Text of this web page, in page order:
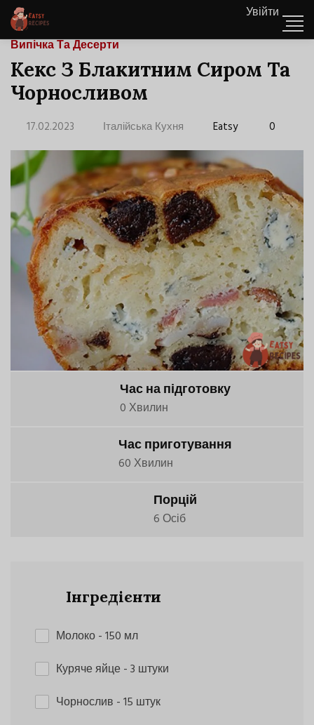
Увійти
Випічка Та Десерти
Кекс З Блакитним Сиром Та
Чорносливом
17.02.2023 Італійська Кухня Eatsy 0
Час на підготовку
0 Хвилин
Час приготування
60 Хвилин
Порцій
6 Осіб
Інгредієнти
Молоко- 150 мл
Куряче яйце- 3 штуки
Чорнослив - 15 штук